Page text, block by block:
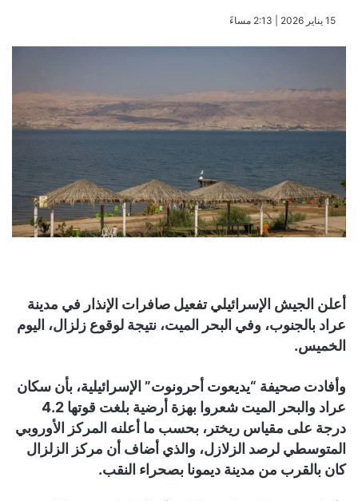
​15 يناير 2026 | 2:13 مساءً
أعلن الجيش الإسرائيلي تفعيل صافرات الإنذار في مدينة
عراد بالجنوب، وفي البحر الميت، نتيجة لوقوع زلزال، اليوم
الخميس.
وأفادت صحيفة “يديعوت أحرونوت” الإسرائيلية، بأن سكان
عراد والبحر الميت شعروا بهزة أرضية بلغت قوتها 4.2
درجة على مقياس ريختر، بحسب ما أعلنه المركز الأوروبي
المتوسطي لرصد الزلازل، والذي أضاف أن مركز الزلزال
كان بالقرب من مدينة ديمونا بصحراء النقب.